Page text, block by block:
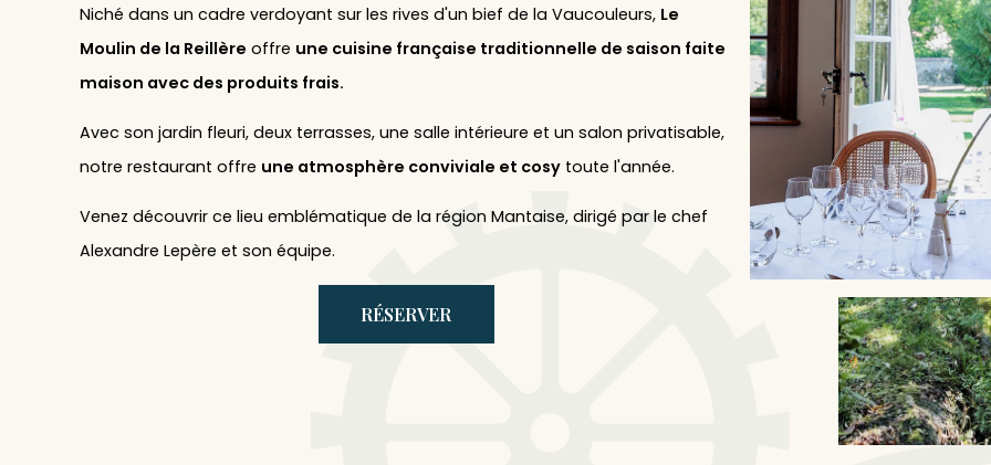
Niché dans un cadre verdoyant sur les rives d'un bief de la Vaucouleurs, Le
Moulin de la Reillère offre une cuisine française traditionnelle de saison faite
maison avec des produits frais.
Avec son jardin fleuri, deux terrasses, une salle intérieure et un salon privatisable,
notre restaurant offre une atmosphère conviviale et cosy toute l'année.
Venez découvrir ce lieu emblématique de la région Mantaise, dirigé par le chef
Alexandre Lepère et son équipe.
RÉSERVER